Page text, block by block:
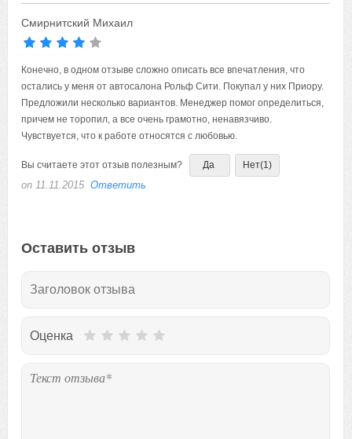
Смирнитский Михаил
Конечно, в одном отзыве сложно описать все впечатления, что
остались у меня от автосалона Рольф Сити. Покупал у них Приору.
Предложили несколько вариантов. Менеджер помог определиться,
причем не торопил, а все очень грамотно, ненавязчиво.
Чувствуется, что к работе относятся с любовью.
Вы считаете этот отзыв полезным? Да Нет(1)
on 11.11.2015 Ответить
Оставить отзыв
Оценка